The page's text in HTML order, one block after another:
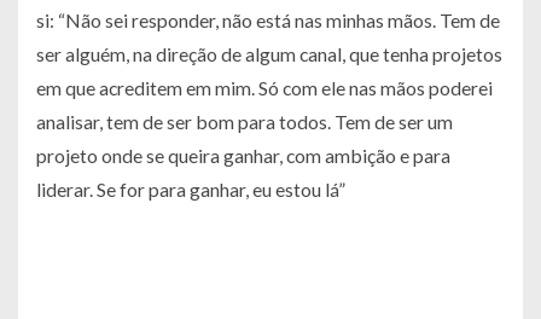
si: “Não sei responder, não está nas minhas mãos. Tem de
ser alguém, na direção de algum canal, que tenha projetos
em que acreditem em mim. Só com ele nas mãos poderei
analisar, tem de ser bom para todos. Tem de ser um
projeto onde se queira ganhar, com ambição e para
liderar. Se for para ganhar, eu estou lá”